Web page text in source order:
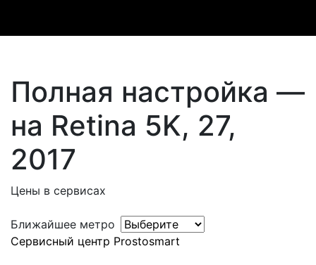
Полная настройка —
на Retina 5K, 27,
2017
Цены в сервисах
Ближайшее метро
Сервисный центр Prostosmart